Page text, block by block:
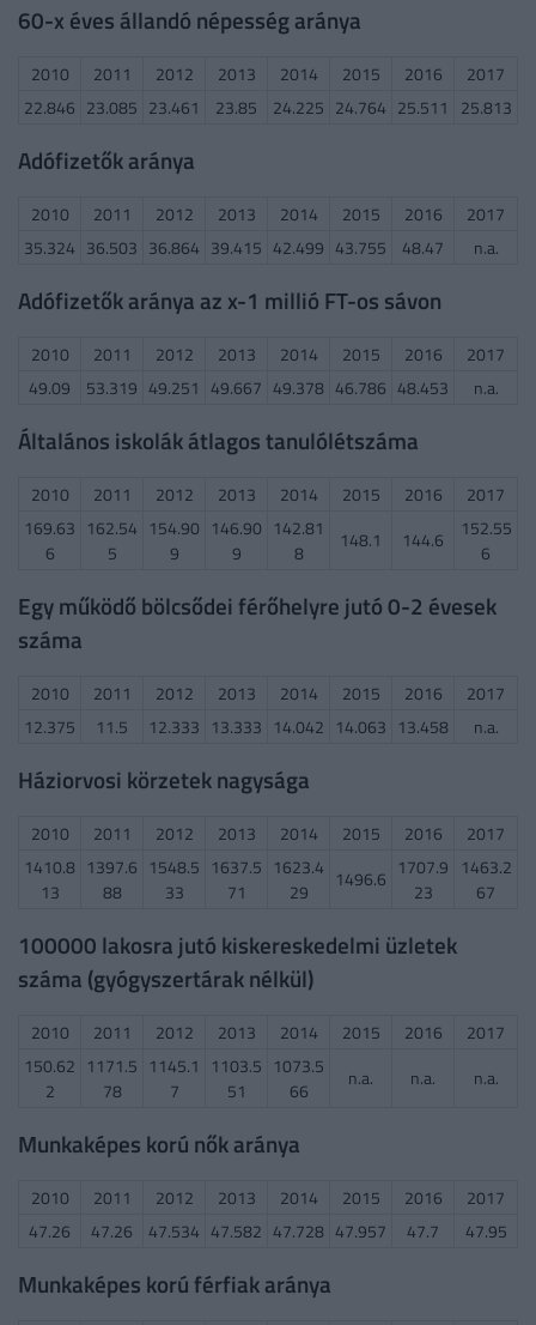
60-x éves állandó népesség aránya
2010 2011 2012 2013 2014 2015 2016
2017
22.846 23.085 23.461 23.85 24.225 24.764 25.511 25.813
Adófizetők aránya
2010 2011 2012 2013 2014 2015 2016
2017
35.324 36.503 36.864 39.415 42.499 43.755 48.47 n.a.
Adófizetők aránya az x-1 millió FT-os sávon
2010 2011 2012 2013 2014 2015 2016
2017
49.09
53.319 49.251 49.667 49.378 46.786 48.453 n.a.
Általános iskolák átlagos tanulólétszáma
2010 2011 2012 2013 2014 2015 2016
2017
169.63
6
162.54
5
154.90
9
146.90
9
142.81
8
148.1 144.6
152.55
6
Egy működő bölcsődei férőhelyre jutó 0-2 évesek
száma
2010 2011 2012 2013 2014 2015 2016
2017
12.375
11.5 12.333 13.333 14.042 14.063 13.458 n.a.
Háziorvosi körzetek nagysága
2010 2011 2012 2013 2014 2015 2016
2017
1410.8
13
1397.6
88
1548.5
33
1637.5
71
1623.4
29
1496.6 1707.9
23
1463.2
67
100000 lakosra jutó kiskereskedelmi üzletek
száma (gyógyszertárak nélkül)
2010 2011 2012 2013 2014 2015 2016
2017
150.62
2
1171.5
78
1145.1
7
1103.5
51
1073.5
66
n.a. n.a. n.a.
Munkaképes korú nők aránya
2010 2011 2012 2013 2014 2015 2016
2017
47.26
47.26 47.534 47.582 47.728 47.957 47.7 47.95
Munkaképes korú férfiak aránya